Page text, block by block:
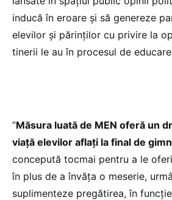
inducă în eroare și să genereze
elevilor și părinților cu privire la
tinerii le au în procesul de
”Măsura luată de MEN oferă un
viață elevilor aflați la final de
concepută tocmai pentru a le
în plus de a învăța o meserie,
suplimenteze pregătirea, în